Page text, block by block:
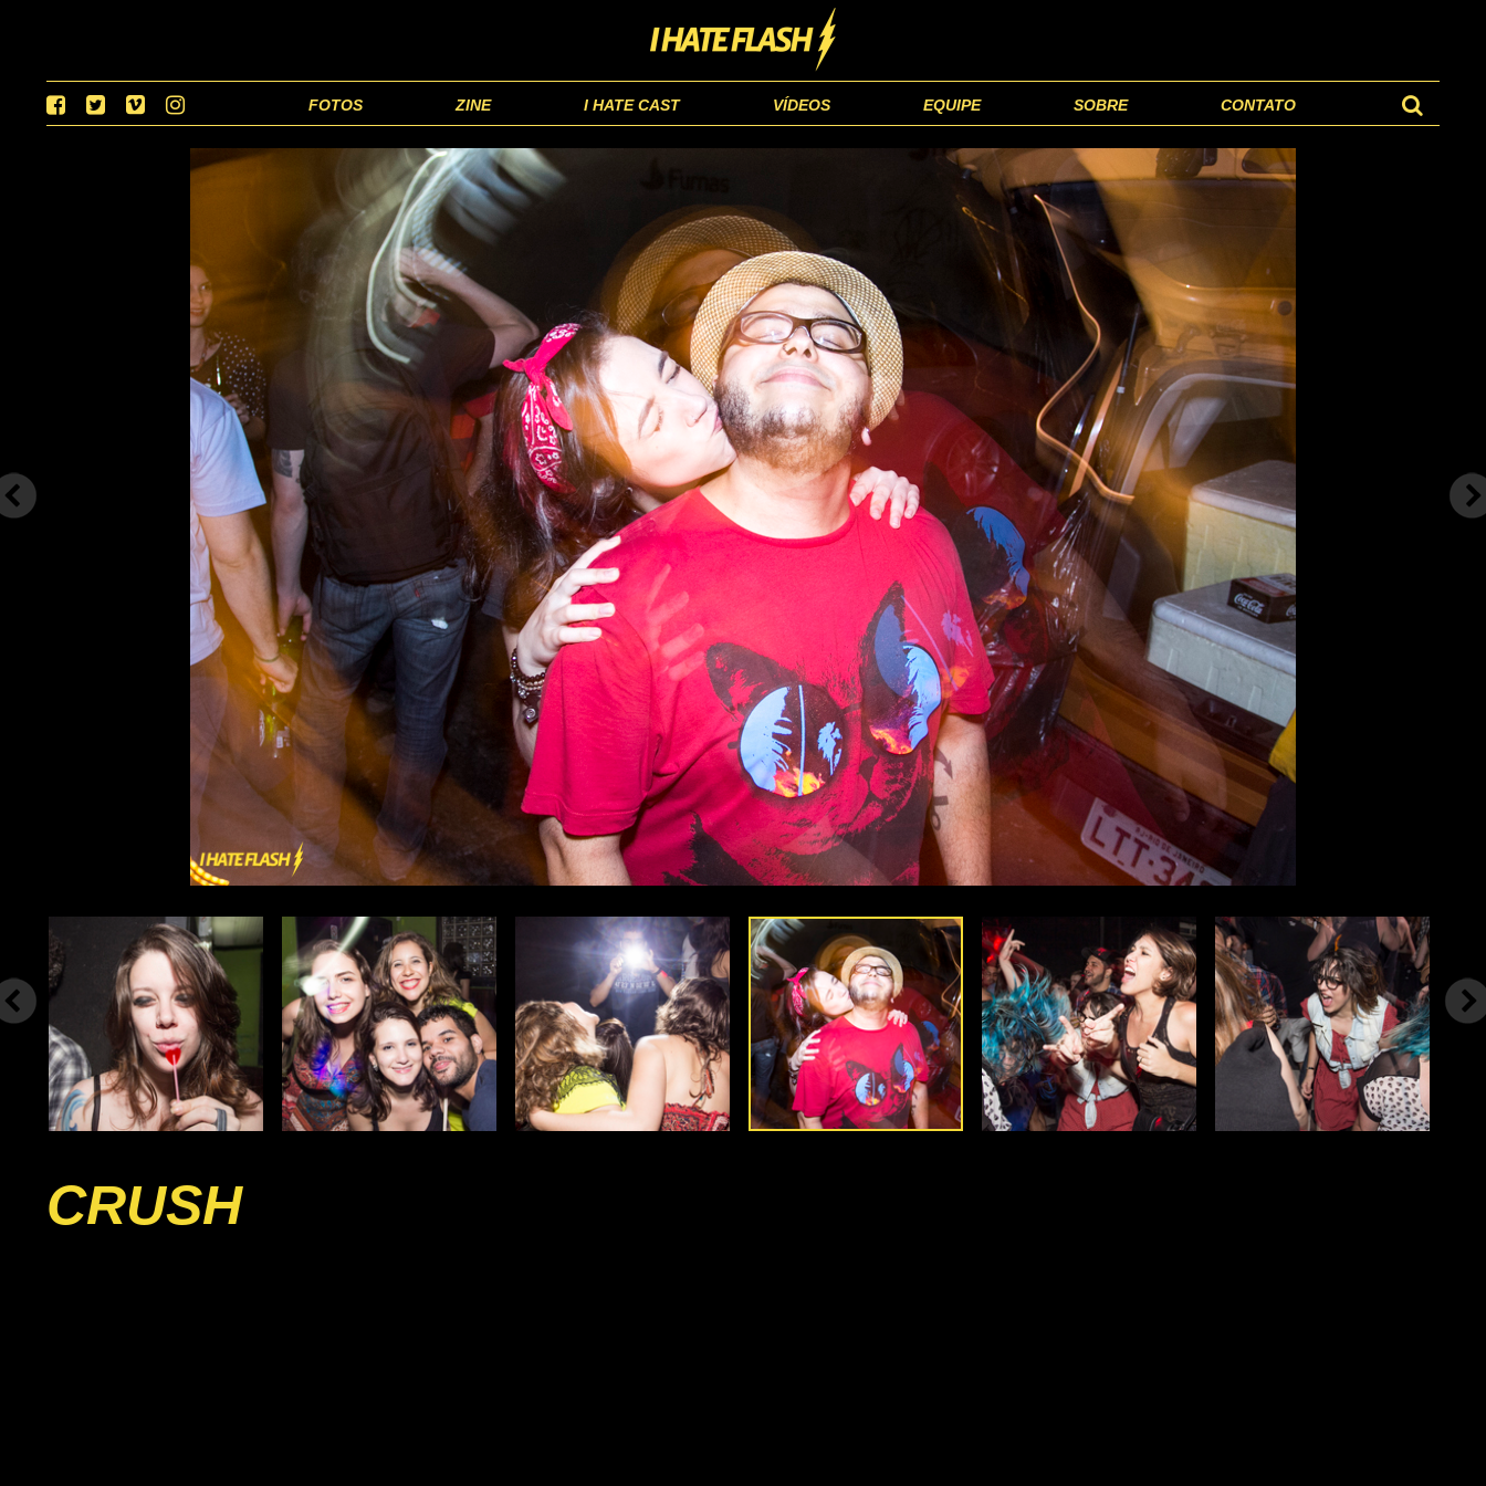
FOTOS ZINE I HATE CAST VÍDEOS EQUIPE SOBRE CONTATO
CRUSH